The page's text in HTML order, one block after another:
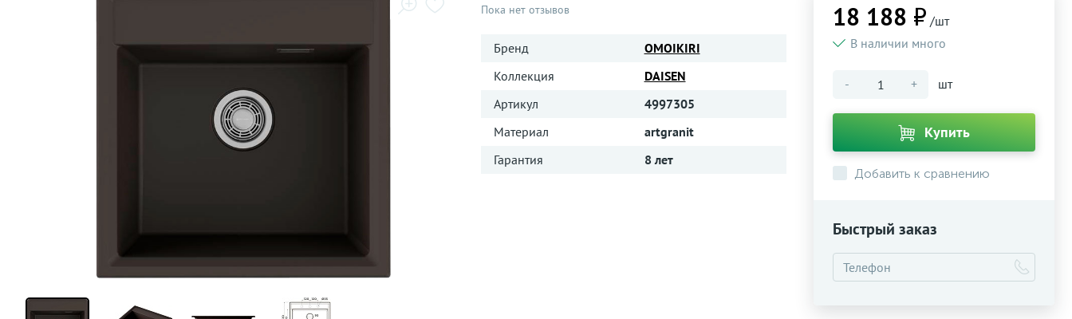
Пока нет отзывов
Бренд
OMOIKIRI
Коллекция
DAISEN
Артикул
4997305
Материал
artgranit
Гарантия
8 лет
18 188 ₽ /шт
В наличии много
- + шт
Купить
Добавить к сравнению
Быстрый заказ